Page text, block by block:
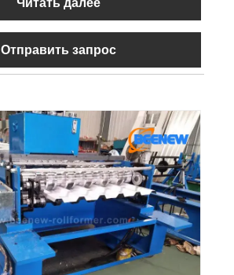
Читать далее
Отправить запрос